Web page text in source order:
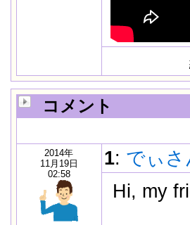
コメント
2014年
11月19日
02:58
1: でぃさ
Hi, my